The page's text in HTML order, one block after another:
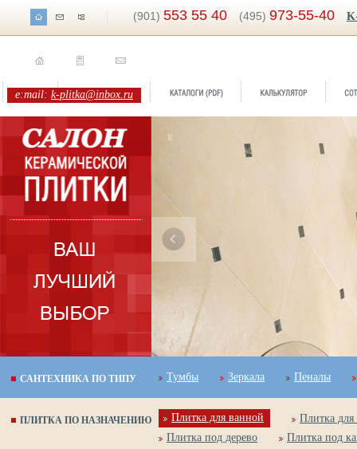
(901) 553 55 40 (495) 973-55-40
e:mail: k-plitka@inbox.ru
Royale
САНТЕХНИКА ПО ТИПУ Тумбы Зеркала Пеналы
ПЛИТКА ПО НАЗНАЧЕНИЮ Плитка для ванной
Плитка для
Плитка под дерево
Плитка под